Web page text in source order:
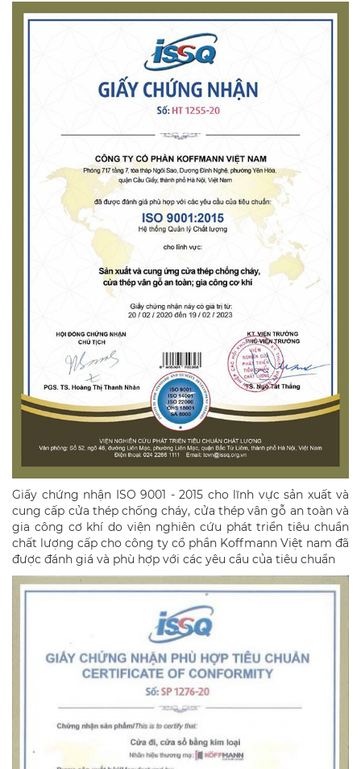
Giấy chứng nhận ISO 9001 - 2015 cho lĩnh vực sản xuất và
cung cấp cửa thép chống cháy, cửa thép vân gỗ an toàn và
gia công cơ khí do viện nghiên cứu phát triển tiêu chuẩn
chất lượng cấp cho công ty cổ phần Koffmann Việt nam đã
được đánh giá và phù hợp với các yêu cầu của tiêu chuẩn